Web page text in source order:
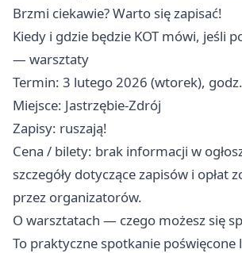
Brzmi ciekawie? Warto się zapisać!
Kiedy i gdzie będzie KOT mówi, jeśli
— warsztaty
Termin: 3 lutego 2026 (wtorek),
Miejsce: Jastrzębie-Zdrój
Zapisy: ruszają!
Cena / bilety: brak informacji w
szczegóły dotyczące zapisów i opłat
przez organizatorów.
O warsztatach — czego możesz się
To praktyczne spotkanie poświęcone